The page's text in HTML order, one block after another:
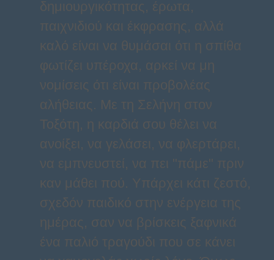
δημιουργικότητας, έρωτα,
παιχνιδιού και έκφρασης, αλλά
καλό είναι να θυμάσαι ότι η σπίθα
φωτίζει υπέροχα, αρκεί να μη
νομίσεις ότι είναι προβολέας
αλήθειας. Με τη Σελήνη στον
Τοξότη, η καρδιά σου θέλει να
ανοίξει, να γελάσει, να φλερτάρει,
να εμπνευστεί, να πει "πάμε" πριν
καν μάθει πού. Υπάρχει κάτι ζεστό,
σχεδόν παιδικό στην ενέργεια της
ημέρας, σαν να βρίσκεις ξαφνικά
ένα παλιό τραγούδι που σε κάνει